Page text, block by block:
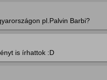
pl.Palvin Barbi?
is írhattok :D